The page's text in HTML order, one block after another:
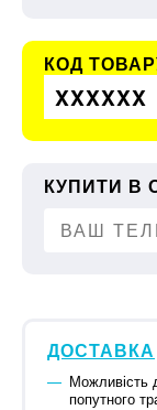
КОД
XXXXXX
КУПИТИ В
ДОСТАВКА
Можливість
попутного